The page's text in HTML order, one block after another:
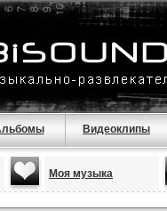
Видеоклипы
Моя музыка